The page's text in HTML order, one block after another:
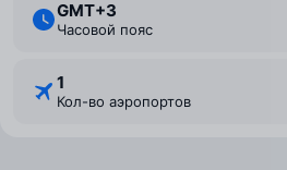
GMT+3
Часовой пояс
1
Кол-во аэропортов